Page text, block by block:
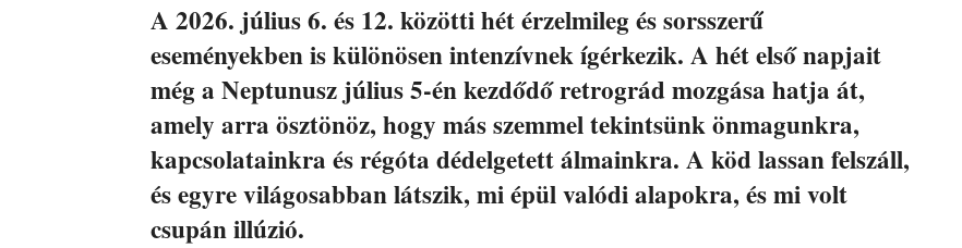
A 2026. július 6. és 12. közötti hét érzelmileg és sorsszerű
eseményekben is különösen intenzívnek ígérkezik. A hét első napjait
még a Neptunusz július 5-én kezdődő retrográd mozgása hatja át,
amely arra ösztönöz, hogy más szemmel tekintsünk önmagunkra,
kapcsolatainkra és régóta dédelgetett álmainkra. A köd lassan felszáll,
és egyre világosabban látszik, mi épül valódi alapokra, és mi volt
csupán illúzió.